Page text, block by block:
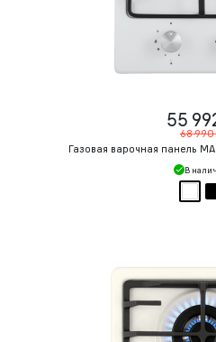
55
68 990
Газовая варочная панель
В